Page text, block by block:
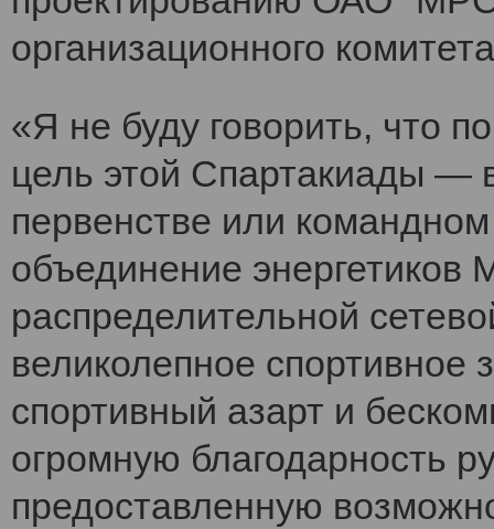
организационного
«Я не буду говорить, что
цель этой Спартакиады —
первенстве или
объединение энергетиков
распределительной
великолепное
спортивный азарт и
огромную благодарность
предоставленную